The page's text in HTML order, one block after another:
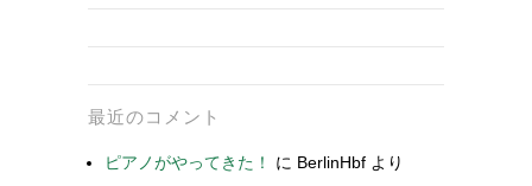
最近のコメント
ピアノがやってきた！ に BerlinHbf より